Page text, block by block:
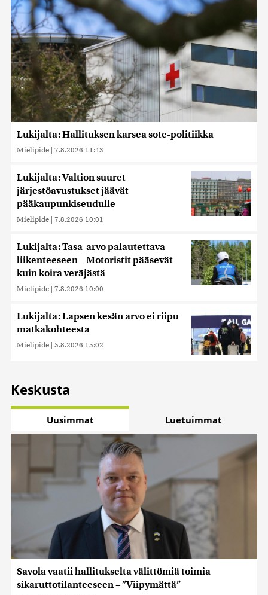
Lukijalta: Hallituksen karsea sote-politiikka
Mielipide | 7.8.2026 11:43
Lukijalta: Valtion suuret
järjestöavustukset jäävät
pääkaupunkiseudulle
Mielipide | 7.8.2026 10:01
Lukijalta: Tasa-arvo palautettava
liikenteeseen – Motoristit pääsevät
kuin koira veräjästä
Mielipide | 7.8.2026 10:00
Lukijalta: Lapsen kesän arvo ei riipu
matkakohteesta
Mielipide | 5.8.2026 15:02
Keskusta
Uusimmat Luetuimmat
Savola vaatii hallitukselta välittömiä toimia
sikaruttotilanteeseen – ”Viipymättä”